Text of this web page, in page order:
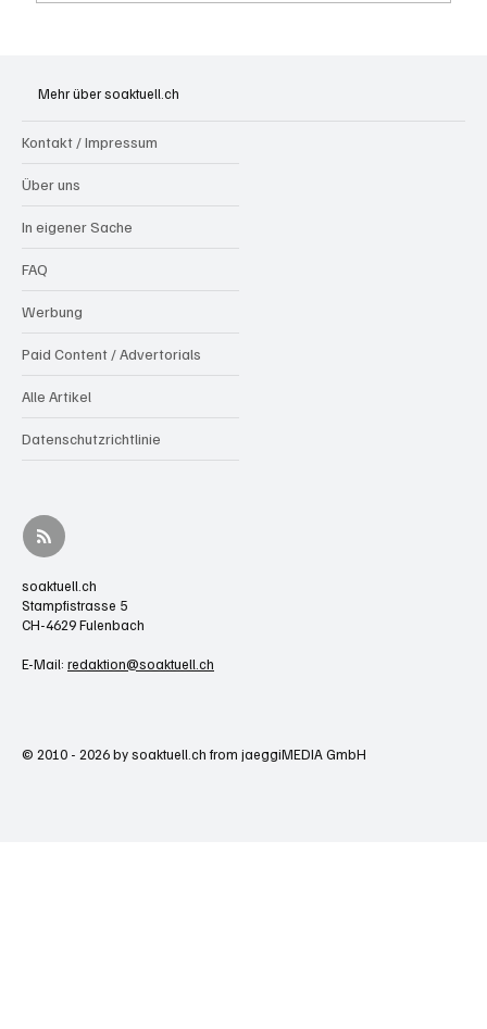
Mehr über soaktuell.ch
Kontakt / Impressum
Über uns
In eigener Sache
FAQ
Werbung
Paid Content / Advertorials
Alle Artikel
Datenschutzrichtlinie
soaktuell.ch
Stampfistrasse 5
CH-4629 Fulenbach
E-Mail: redaktion@soaktuell.ch
© 2010 - 2026 by soaktuell.ch from jaeggiMEDIA GmbH